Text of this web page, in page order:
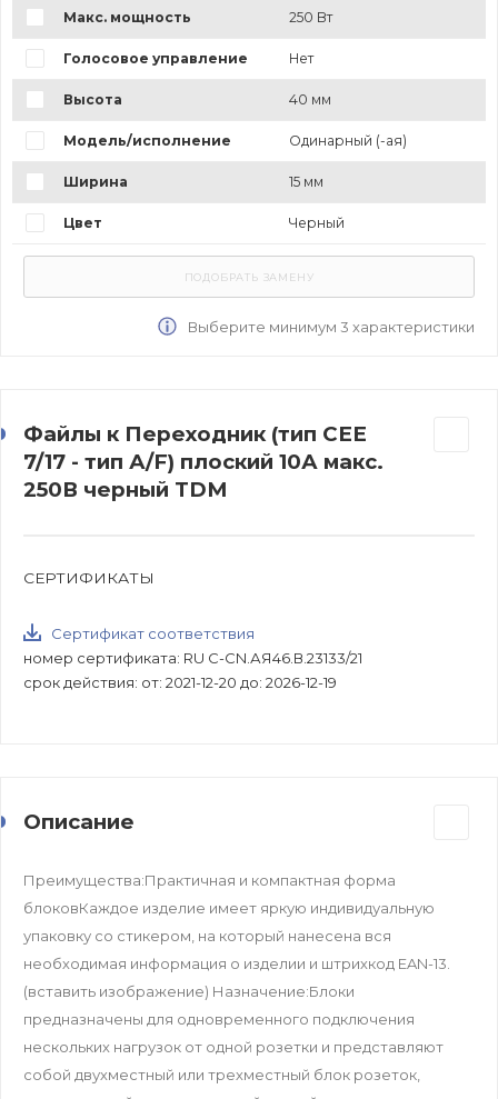
Макс. мощность 250 Вт
Голосовое управление Нет
Высота 40 мм
Модель/исполнение Одинарный (-ая)
Ширина 15 мм
Цвет Черный
Выберите минимум 3 характеристики
Файлы к Переходник (тип CEE
7/17 - тип А/F) плоский 10А макс.
250В черный TDM
СЕРТИФИКАТЫ
Сертификат соответствия
номер сертификата: RU C-CN.АЯ46.В.23133/21
срок действия: от: 2021-12-20 до: 2026-12-19
Описание
Преимущества:Практичная и компактная форма
блоковКаждое изделие имеет яркую индивидуальную
упаковку со стикером, на который нанесена вся
необходимая информация о изделии и штрихкод EAN-13.
(вставить изображение) Назначение:Блоки
предназначены для одновременного подключения
нескольких нагрузок от одной розетки и представляют
собой двухместный или трехместный блок розеток,